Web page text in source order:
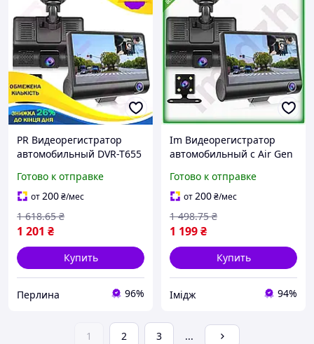
PR Видеорегистратор
автомобильный DVR-T655
Per33/R
Готово к отправке
от200₴/мес
1 201 ₴
1 618.65 ₴
Купить
Перлина 96%
Im Видеорегистратор
автомобильный с Air Gen
для записи видео и аудио
безопаснос IMD22/G
Готово к отправке
от200₴/мес
1 199₴
1 498.75 ₴
Купить
Імідж 94%
1 2 3 ...